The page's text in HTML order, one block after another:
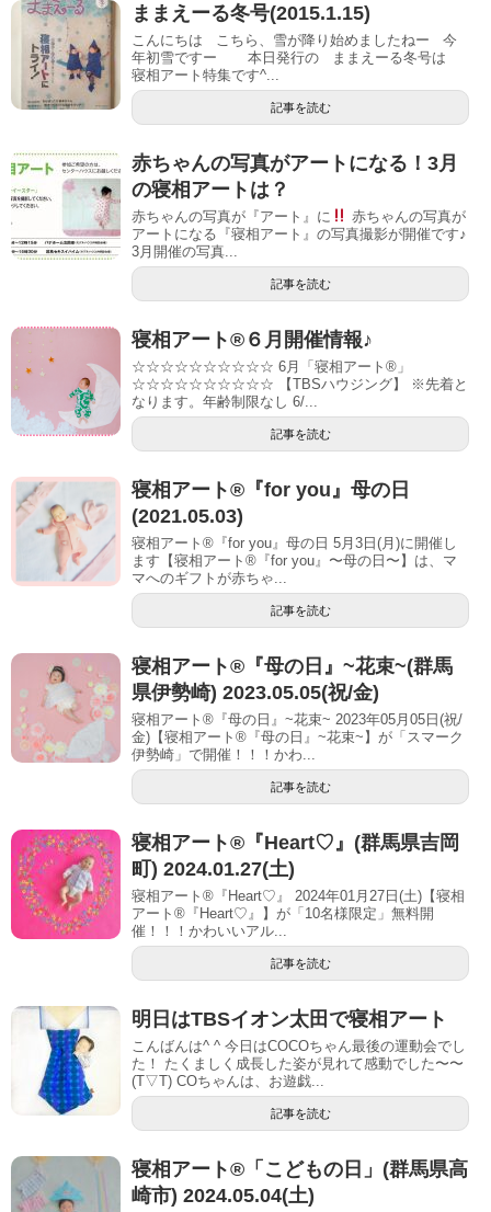
ままえーる冬号(2015.1.15)
こんにちは こちら、雪が降り始めましたねー 今
年初雪ですー 本日発行の ままえーる冬号は
寝相アート特集です^...
記事を読む
赤ちゃんの写真がアートになる！3月
の寝相アートは？
赤ちゃんの写真が『アート』に
赤ちゃんの写真が
アートになる『寝相アート』の写真撮影が開催です♪
3月開催の写真...
記事を読む
寝相アート®６月開催情報♪
☆☆☆☆☆☆☆☆☆☆ 6月「寝相アート®︎」
☆☆☆☆☆☆☆☆☆☆ 【TBSハウジング】 ※先着と
なります。年齢制限なし 6/...
記事を読む
寝相アート®『for you』母の日
(2021.05.03)
寝相アート®『for you』母の日 5月3日(月)に開催し
ます【寝相アート®︎『for you』〜母の日〜】は、マ
マへのギフトが赤ちゃ...
記事を読む
寝相アート®︎『母の日』~花束~(群馬
県伊勢崎) 2023.05.05(祝/金)
寝相アート®『母の日』~花束~ 2023年05月05日(祝/
金)【寝相アート®︎『母の日』~花束~】が「スマーク
伊勢崎」で開催！！！かわ...
記事を読む
寝相アート®︎『Heart♡』(群馬県吉岡
町) 2024.01.27(土)
寝相アート®『Heart♡』 2024年01月27日(土)【寝相
アート®︎『Heart♡』】が「10名様限定」無料開
催！！！かわいいアル...
記事を読む
明日はTBSイオン太田で寝相アート
こんばんは^ ^ 今日はCOCOちゃん最後の運動会でし
た！ たくましく成長した姿が見れて感動でした〜〜
(T▽T) COちゃんは、お遊戯...
記事を読む
寝相アート®「こどもの日」(群馬県高
崎市) 2024.05.04(土)